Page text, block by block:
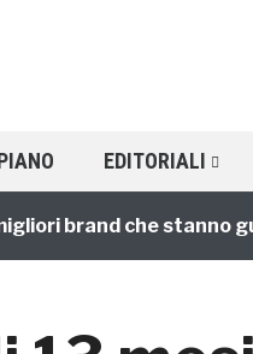
EDITORIALI
brand che stanno